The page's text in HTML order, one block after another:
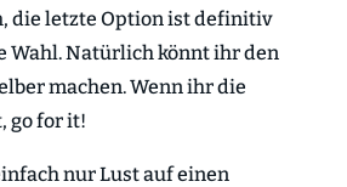
die letzte Option ist definitiv
Wahl. Natürlich könnt ihr den
machen. Wenn ihr die
go for it!
nur Lust auf einen